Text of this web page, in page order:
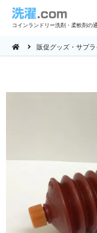
コインランドリー洗剤・柔軟剤の
販促グッズ・サプ